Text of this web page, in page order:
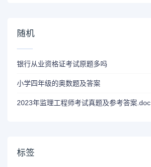
随机
银行从业资格证考试原题多吗
小学四年级的奥数题及答案
2023年监理工程师考试真题及参考答案.doc
标签